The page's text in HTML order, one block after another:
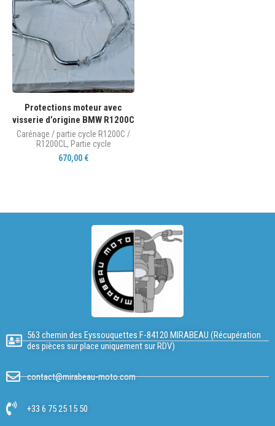
Protections moteur avec
visserie d’origine BMW R1200C
Carénage / partie cycle R1200C /
R1200CL , Partie cycle
670,00 €
563 chemin des Eyssouquettes F-84120 MIRABEAU (Récupération
des pièces sur place uniquement sur RDV)
contact@mirabeau-moto.com
+33 6 75 25 15 50